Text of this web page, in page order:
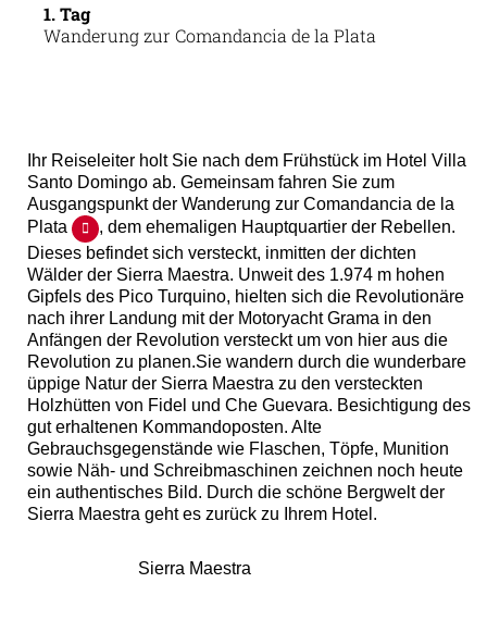
1. Tag
Wanderung zur Comandancia de la Plata
Ihr Reiseleiter holt Sie nach dem Frühstück im Hotel Villa
Santo Domingo ab. Gemeinsam fahren Sie zum
Ausgangspunkt der Wanderung zur Comandancia de la
Plata
, dem ehemaligen Hauptquartier der Rebellen.
Dieses befindet sich versteckt, inmitten der dichten
Wälder der Sierra Maestra. Unweit des 1.974 m hohen
Gipfels des Pico Turquino, hielten sich die Revolutionäre
nach ihrer Landung mit der Motoryacht Grama in den
Anfängen der Revolution versteckt um von hier aus die
Revolution zu planen.Sie wandern durch die wunderbare
üppige Natur der Sierra Maestra zu den versteckten
Holzhütten von Fidel und Che Guevara. Besichtigung des
gut erhaltenen Kommandoposten. Alte
Gebrauchsgegenstände wie Flaschen, Töpfe, Munition
sowie Näh- und Schreibmaschinen zeichnen noch heute
ein authentisches Bild. Durch die schöne Bergwelt der
Sierra Maestra geht es zurück zu Ihrem Hotel.
Sierra Maestra